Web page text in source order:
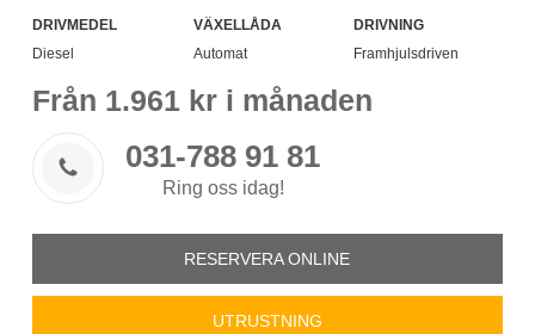
DRIVMEDEL
Diesel
VÄXELLÅDA
Automat
DRIVNING
Framhjulsdriven
Från 1.961kr i månaden
 031-788 91 81
Ring oss idag!
RESERVERA ONLINE
UTRUSTNING